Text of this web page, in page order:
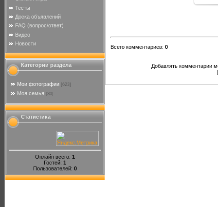
Тесты
Доска объявлений
FAQ (вопрос/ответ)
Видео
Новости
Категории раздела
Мои фотографии [623]
Моя семья [30]
Статистика
Онлайн всего: 1
Гостей: 1
Пользователей: 0
Всего комментариев: 0
Добавлять комментарии